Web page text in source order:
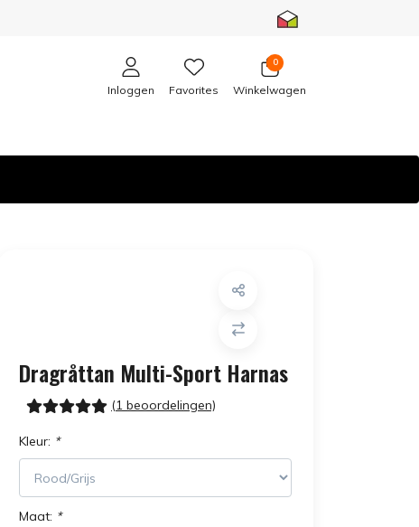
Inloggen Favorites
0
Winkelwagen
Dragråttan Multi-Sport Harnas
(1 beoordelingen)
Kleur: *
Maat: *